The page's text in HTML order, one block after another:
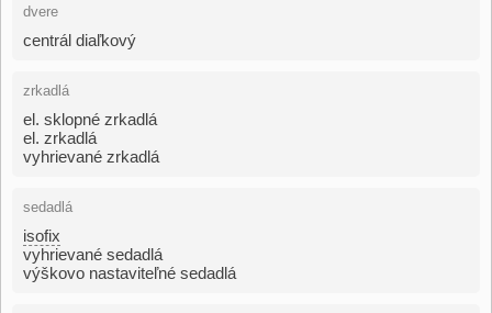
dvere
centrál diaľkový
zrkadlá
el. sklopné zrkadlá
el. zrkadlá
vyhrievané zrkadlá
sedadlá
isofix
vyhrievané sedadlá
výškovo nastaviteľné sedadlá